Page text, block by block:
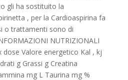
gli ha sostituito la
, per la Cardioaspirina fa
o trattamenti sono di
NUTRIZIONALI
dose Valore energetico Kal , kj
g Grassi g Creatina
mg L Taurina mg %